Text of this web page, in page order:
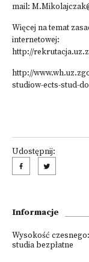
mail:
Więcej na temat
internetowej:
http://
http://
studiow-ects-stud-
Udostępnij:
Informacje
Wysokość czesnego:
studia bezpłatne